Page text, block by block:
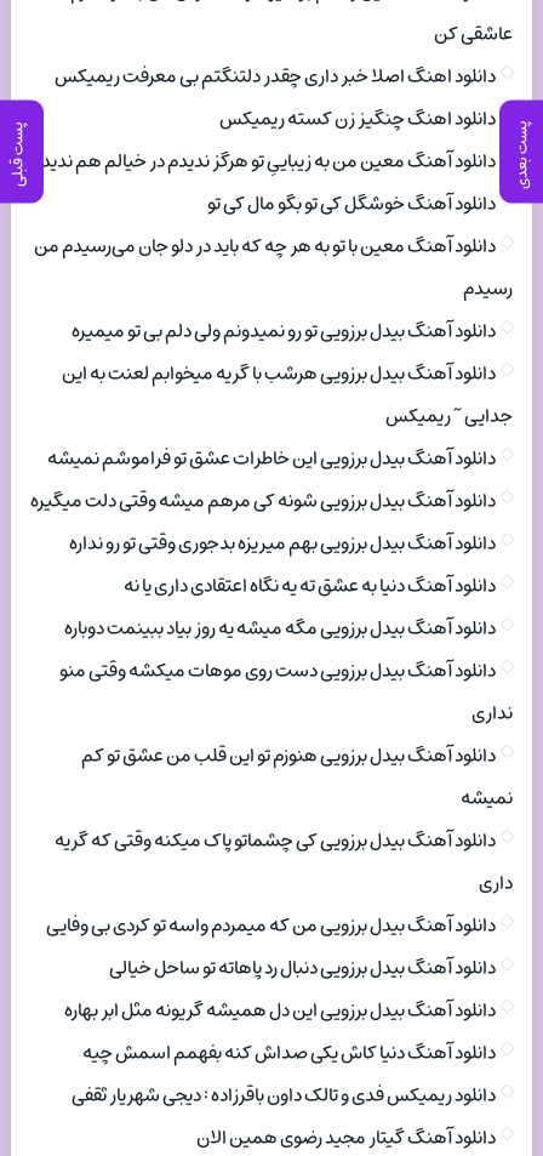
پست بعدی پست قبلی
عاشقی کن
دانلود اهنگ اصلا خبر داری چقدر دلتنگتم بی معرفت ریمیکس
دانلود اهنگ چنگیز زن کسته ریمیکس
دانلود آهنگ معین من به زیباییِ تو هرگز ندیدم در خیالم هم ندیدم
دانلود آهنگ خوشگل کی تو بگو مال کی تو
دانلود آهنگ معین با تو به هر چه که باید در دلو جان می‌رسیدم من
رسیدم
دانلود آهنگ بیدل برزویی تو رو نمیدونم ولی دلم بی تو میمیره
دانلود آهنگ بیدل برزویی هرشب با گریه میخوابم لعنت به این
جدایی ~ ریمیکس
دانلود آهنگ بیدل برزویی این خاطرات عشق تو فراموشم نمیشه
دانلود آهنگ بیدل برزویی شونه کی مرهم میشه وقتی دلت میگیره
دانلود آهنگ بیدل برزویی بهم میریزه بدجوری وقتی تو رو نداره
دانلود آهنگ دنیا به عشق ته یه نگاه اعتقادی داری یا نه
دانلود آهنگ بیدل برزویی مگه میشه یه روز بیاد ببینمت دوباره
دانلود آهنگ بیدل برزویی دست روی موهات میکشه وقتی منو
نداری
دانلود آهنگ بیدل برزویی هنوزم تو این قلب من عشق تو کم
نمیشه
دانلود آهنگ بیدل برزویی کی چشماتو پاک میکنه وقتی که گریه
داری
دانلود آهنگ بیدل برزویی من که میمردم واسه تو کردی بی وفایی
دانلود آهنگ بیدل برزویی دنبال رد پاهاته تو ساحل خیالی
دانلود آهنگ بیدل برزویی این دل همیشه گریونه مثل ابر بهاره
دانلود آهنگ دنیا کاش یکی صداش کنه بفهمم اسمش چیه
دانلود ریمیکس فدی و تالک داون باقرزاده : دیجی شهریار ثقفی
دانلود آهنگ گیتار مجید رضوی همین الان